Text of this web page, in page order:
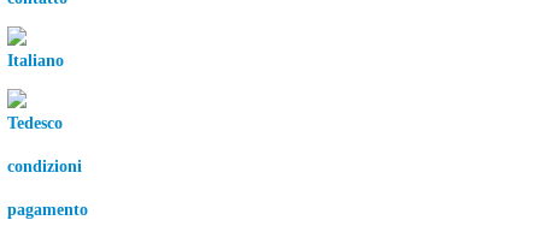
condizioni
pagamento